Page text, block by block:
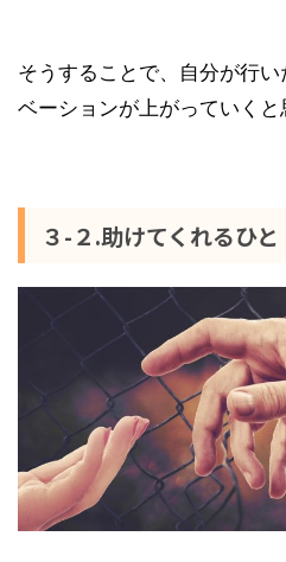
そうすることで、自分が行
ベーションが上がっていくと
３-２.助けてくれるひと